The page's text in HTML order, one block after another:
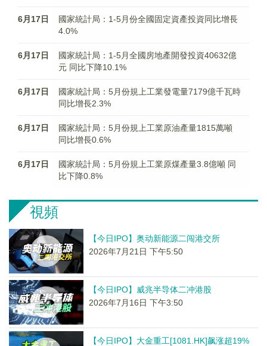
6月17日
國家統計局：1-5月份全國固定資產投資同比增長
4.0%
6月17日
國家統計局：1-5月全國房地產開發投資40632億
元 同比下降10.1%
6月17日
國家統計局：5月份規上工業發電量7179億千瓦時
同比增長2.3%
6月17日
國家統計局：5月份規上工業原油產量1815萬噸
同比增長0.6%
6月17日
國家統計局：5月份規上工業原煤產量3.8億噸 同
比下降0.8%
視頻
【今日IPO】奥动新能源二闯港交所
2026年7月21日 下午5:50
【今日IPO】威兆半导体二冲港股
2026年7月16日 下午3:50
【今日IPO】大金重工[1081.HK]飙涨超19%